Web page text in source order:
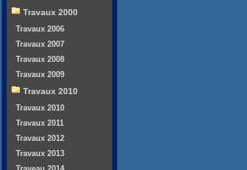
Travaux 2000
Travaux 2006
Travaux 2007
Travaux 2008
Travaux 2009
Travaux 2010
Travaux 2010
Travaux 2011
Travaux 2012
Travaux 2013